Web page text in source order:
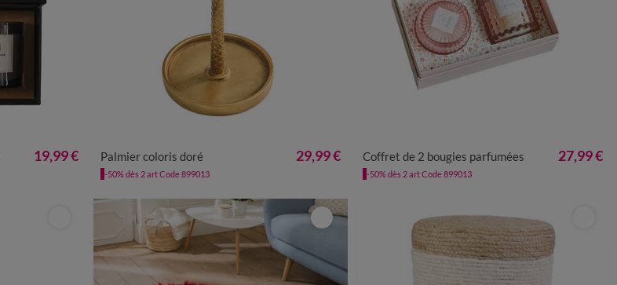
19,99 € Palmier coloris doré 29,99 €
-50% dès 2 art Code 899013
Coffret de 2 bougies parfumées 27,99 €
-50% dès 2 art Code 899013